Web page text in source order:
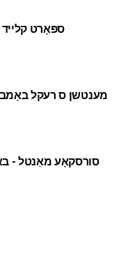
ספּאָרט קלייד
מענטשן ס רעקל
סורסקאָע מאַנטל -